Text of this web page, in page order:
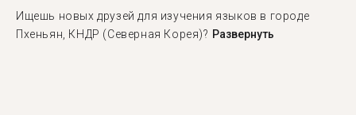
Ищешь новых друзей для изучения языков в городе
Пхеньян, КНДР (Северная Корея)? Развернуть